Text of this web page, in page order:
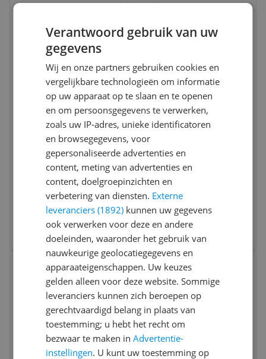
Vergelijken
JBL Tune 255NC – Draadloze Noise
Cancelling Oordopjes – Bluetooth – 48 uur
batterij – Adaptive ANC – Zwart
Draagwijze: In-ear
Noise cancelling:Ja
Type connectie:Draadloos
v.a. € 59,99
5 prijzen
Ga naar goedkoopste
Vergelijken
Bekijk product
Verantwoord gebruik van uw
gegevens
Wij en onze partners gebruiken cookies en
vergelijkbare technologieën om informatie
op uw apparaat op te slaan en te openen
en om persoonsgegevens te verwerken,
zoals uw IP-adres, unieke identificatoren
en browsegegevens, voor
gepersonaliseerde advertenties en
content, meting van advertenties en
content, doelgroepinzichten en
verbetering van diensten. Externe
leveranciers (1892) kunnen uw gegevens
ook verwerken voor deze en andere
doeleinden, waaronder het gebruik van
nauwkeurige geolocatiegegevens en
apparaateigenschappen. Uw keuzes
gelden alleen voor deze website. Sommige
leveranciers kunnen zich beroepen op
gerechtvaardigd belang in plaats van
toestemming; u hebt het recht om
bezwaar te maken inAdvertentie-
instellingen. U kunt uw toestemming op